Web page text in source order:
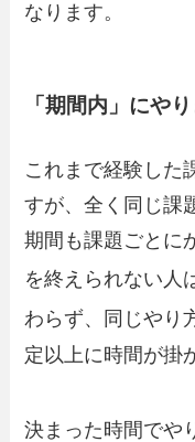
なります。
「期間内」にや
これまで経験した
すが、全く同じ課
期間も課題ごとに
を終えられない人
わらず、同じやり
定以上に時間が掛
決まった時間でや